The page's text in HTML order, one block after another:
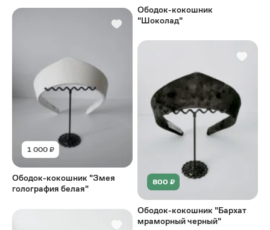
1 000 ₽
Ободок-кокошник "Змея
голография белая"
Ободок-кокошник
"Шоколад"
800 ₽
Ободок-кокошник "Бархат
мраморный черный"